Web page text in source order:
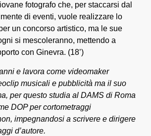
fotografo che, per staccarsi dal
di eventi, vuole realizzare lo
un concorso artistico, ma le sue
si mescoleranno, mettendo a
con Ginevra. (18’)
e lavora come videomaker
musicali e pubblicità ma il suo
per questo studia al DAMS di Roma
DOP per cortometraggi
impegnandosi a scrivere e dirigere
d’autore.